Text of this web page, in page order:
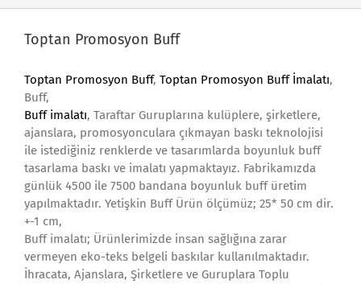
Toptan Promosyon Buff
Toptan Promosyon Buff, Toptan Promosyon Buff İmalatı,
Buff,
Buff imalatı, Taraftar Guruplarına kulüplere, şirketlere,
ajanslara, promosyonculara çıkmayan baskı teknolojisi
ile istediğiniz renklerde ve tasarımlarda boyunluk buff
tasarlama baskı ve imalatı yapmaktayız. Fabrikamızda
günlük 4500 ile 7500 bandana boyunluk buff üretim
yapılmaktadır. Yetişkin Buff Ürün ölçümüz; 25* 50 cm dir.
+-1 cm,
Buff imalatı; Ürünlerimizde insan sağlığına zarar
vermeyen eko-teks belgeli baskılar kullanılmaktadır.
İhracata, Ajanslara, Şirketlere ve Guruplara Toplu